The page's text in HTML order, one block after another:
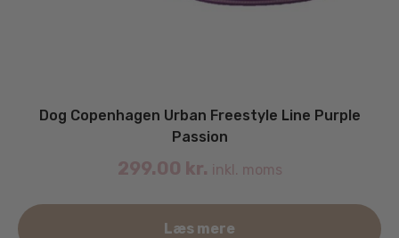
Dog Copenhagen Urban Freestyle Line Purple
Passion
299.00 kr. inkl. moms
Læs mere